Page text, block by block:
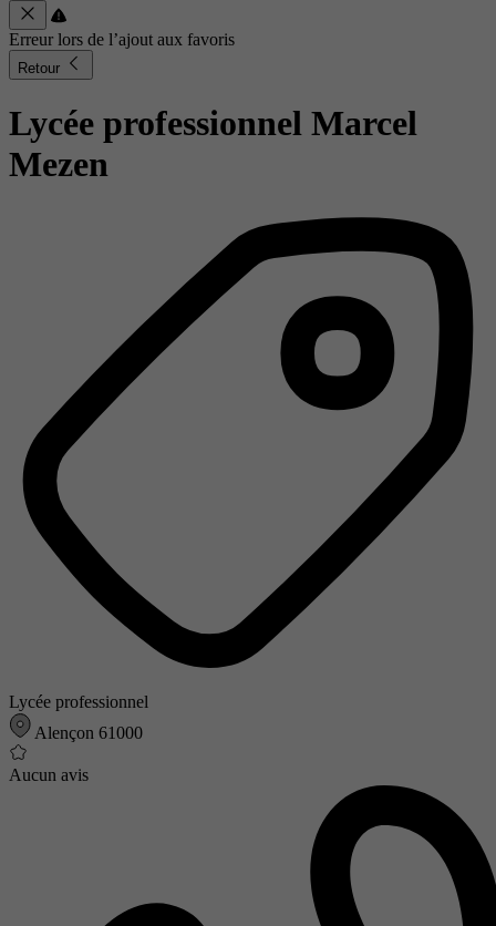
Erreur lors de l’ajout aux favoris
Retour
Lycée professionnel Marcel
Mezen
Lycée professionnel
Alençon 61000
Aucun avis